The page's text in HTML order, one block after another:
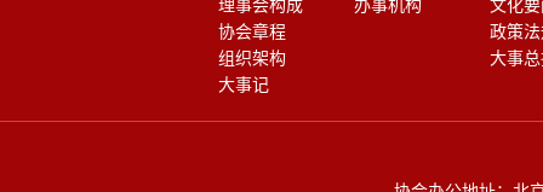
协会章程
组织架构
大事记
政策
大事